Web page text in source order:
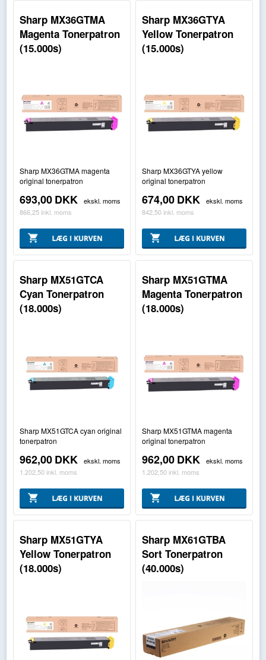
Sharp MX36GTMA
Magenta Tonerpatron
(15.000s)
Sharp MX36GTMA magenta
original tonerpatron
693,00DKK
ekskl. moms
866,25 inkl. moms
Sharp MX36GTYA
Yellow Tonerpatron
(15.000s)
Sharp MX36GTYA yellow
original tonerpatron
674,00DKK
ekskl. moms
842,50 inkl. moms
Sharp MX51GTCA
Cyan Tonerpatron
(18.000s)
Sharp MX51GTCA cyan original
tonerpatron
962,00DKK
ekskl. moms
1.202,50 inkl. moms
Sharp MX51GTMA
Magenta Tonerpatron
(18.000s)
Sharp MX51GTMA magenta
original tonerpatron
962,00DKK
ekskl. moms
1.202,50 inkl. moms
Sharp MX51GTYA
Yellow Tonerpatron
(18.000s)
Sharp MX61GTBA
Sort Tonerpatron
(40.000s)